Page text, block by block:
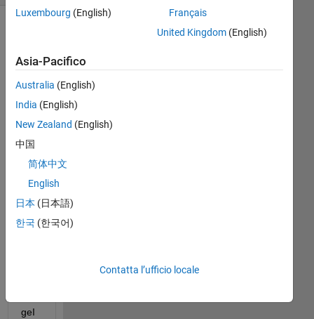
wa
nt
to
the
me
geI
Luxembourg (English)
Français
United Kingdom(English)
Asia-Pacifico
Australia (English)
India (English)
New Zealand (English)
中国
简体中文
English
日本 (日本語)
한국 (한국어)
Contatta l’ufficio locale